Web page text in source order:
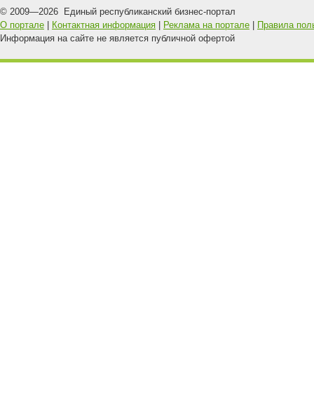
© 2009—2026 Единый республиканский бизнес-портал
О портале
Контактная информация Реклама на портале
Правила
Информация на сайте не является публичной офертой